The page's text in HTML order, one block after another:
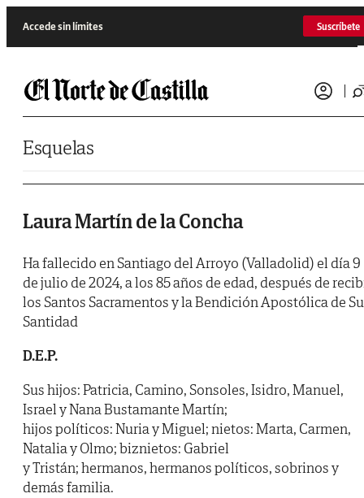
Accede sin límites Suscríbete
Esquelas
Laura Martín de la Concha
Ha fallecido en Santiago del Arroyo (Valladolid) el día 9
de julio de 2024, a los 85 años de edad, después de
los Santos Sacramentos y la Bendición Apostólica de Su
Santidad
D.E.P.
Sus hijos: Patricia, Camino, Sonsoles, Isidro, Manuel,
Israel y Nana Bustamante Martín;
hijos políticos: Nuria y Miguel; nietos: Marta, Carmen,
Natalia y Olmo; biznietos: Gabriel
y Tristán; hermanos, hermanos políticos, sobrinos y
demás familia.